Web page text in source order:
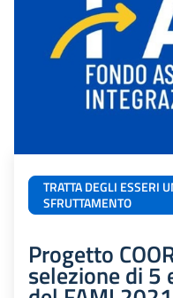
TRATTA DEGLI ESSERI
SFRUTTAMENTO
Progetto
selezione di